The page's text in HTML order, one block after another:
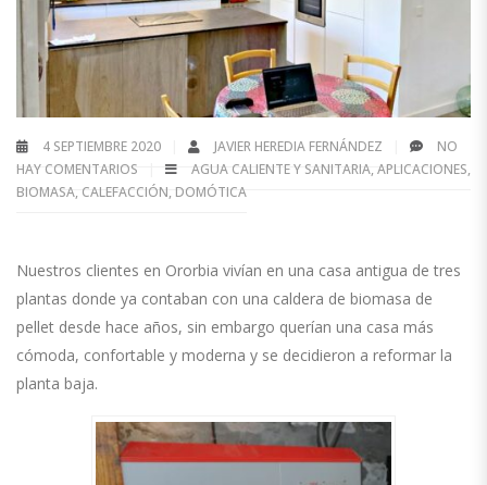
4 SEPTIEMBRE 2020 JAVIER HEREDIA FERNÁNDEZ
NO
HAY COMENTARIOS
AGUA CALIENTE Y SANITARIA, APLICACIONES,
BIOMASA, CALEFACCIÓN, DOMÓTICA
Nuestros clientes en Ororbia vivían en una casa antigua de tres
plantas donde ya contaban con una caldera de biomasa de
pellet desde hace años, sin embargo querían una casa más
cómoda, confortable y moderna y se decidieron a reformar la
planta baja.